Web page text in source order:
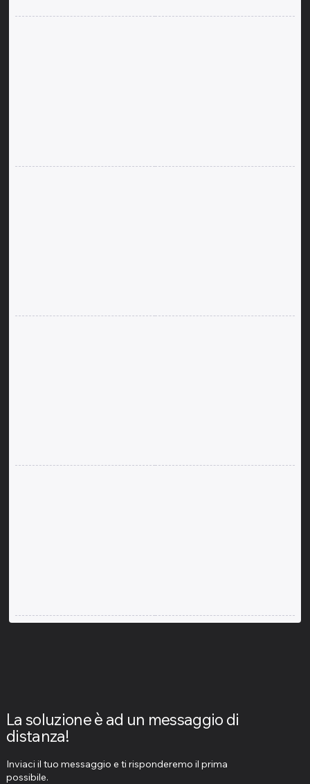
La soluzione è ad un messaggio di
distanza!
Inviaci il tuo messaggio e ti risponderemo il prima
possibile.